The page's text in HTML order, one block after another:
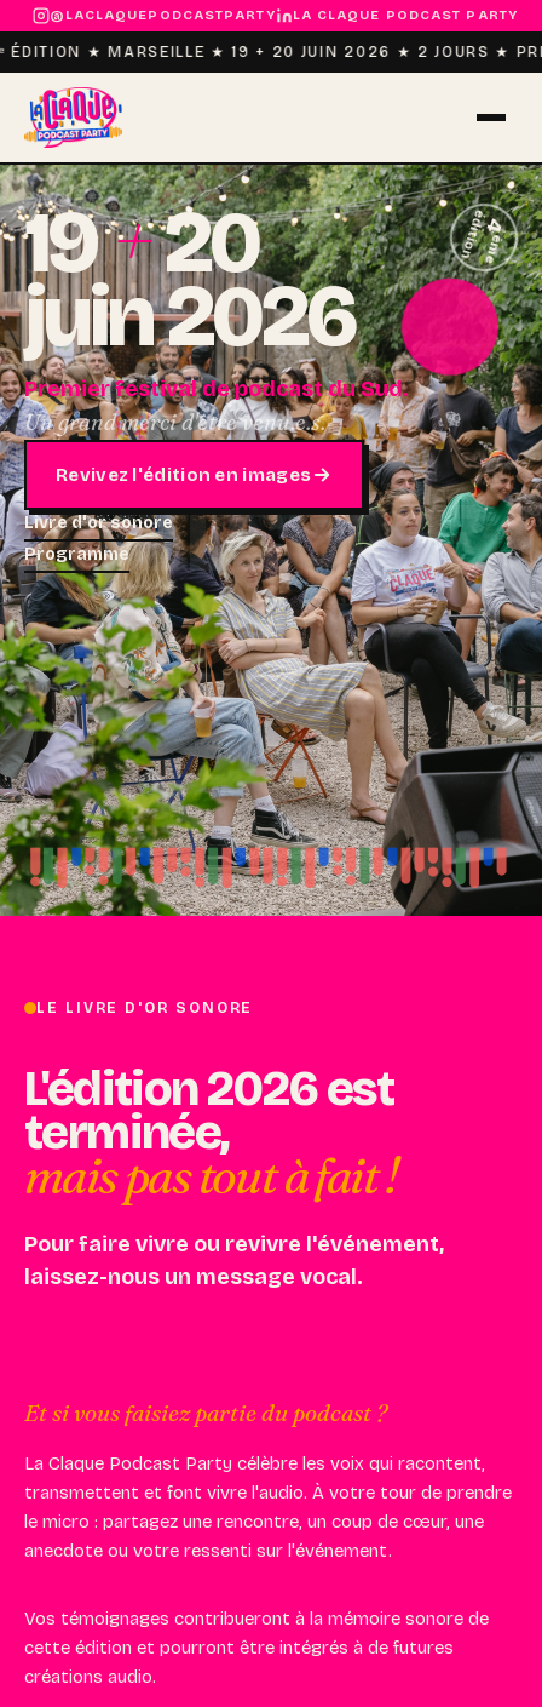
@LACLAQUEPODCASTPARTY LA CLAQUE PODCAST PARTY
ÉDITION ★ MARSEILLE ★ 19 + 20 JUIN 2026 ★ 2 JOURS ★
WELCOME.
4
ème
édition
19+20
juin 2026
Premier festival de podcast du Sud.
Un grand merci d'être venu.e.s.
Revivez l'édition en images
Livre d'or sonore
Programme
LE LIVRE D'OR SONORE
L'édition 2026 est
terminée,
mais pas tout à fait !
Pour faire vivre ou revivre l'événement,
laissez-nous un message vocal.
Et si vous faisiez partie du podcast ?
La Claque Podcast Party célèbre les voix qui racontent,
transmettent et font vivre l'audio. À votre tour de prendre
le micro : partagez une rencontre, un coup de cœur, une
anecdote ou votre ressenti sur l'événement.
Vos témoignages contribueront à la mémoire sonore de
cette édition et pourront être intégrés à de futures
créations audio.